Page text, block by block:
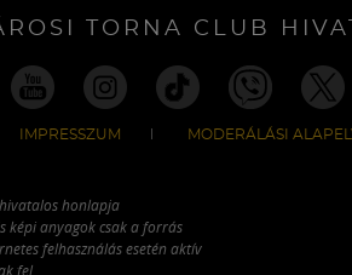
TORNA CLUB
IMPRESSZUM MODERÁLÁSI
honlapja
képi anyagok csak a forrás
felhasználás esetén aktív
fel.